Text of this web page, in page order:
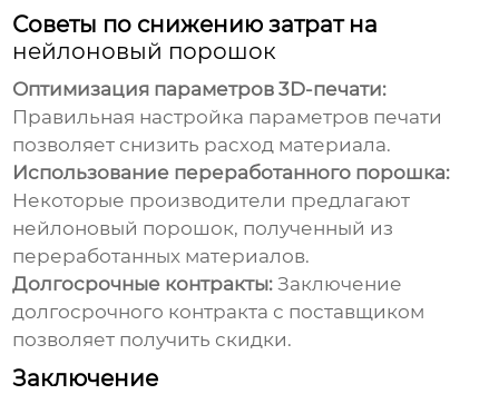
Советы по снижению затрат на
нейлоновый порошок
Оптимизация параметров 3D-печати:
Правильная настройка параметров печати
позволяет снизить расход материала.
Использование переработанного порошка:
Некоторые производители предлагают
нейлоновый порошок, полученный из
переработанных материалов.
Долгосрочные контракты: Заключение
долгосрочного контракта с поставщиком
позволяет получить скидки.
Заключение